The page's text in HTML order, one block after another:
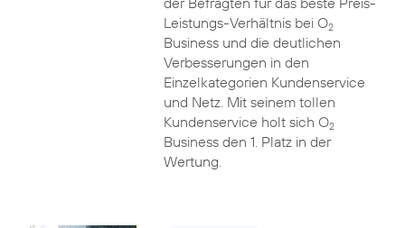
Leistungs-Verhältnis bei O2
Business und die deutlichen
Verbesserungen in den
Einzelkategorien Kundenservice
und Netz. Mit seinem tollen
Kundenservice holt sich O2
Business den 1. Platz in der
Wertung.